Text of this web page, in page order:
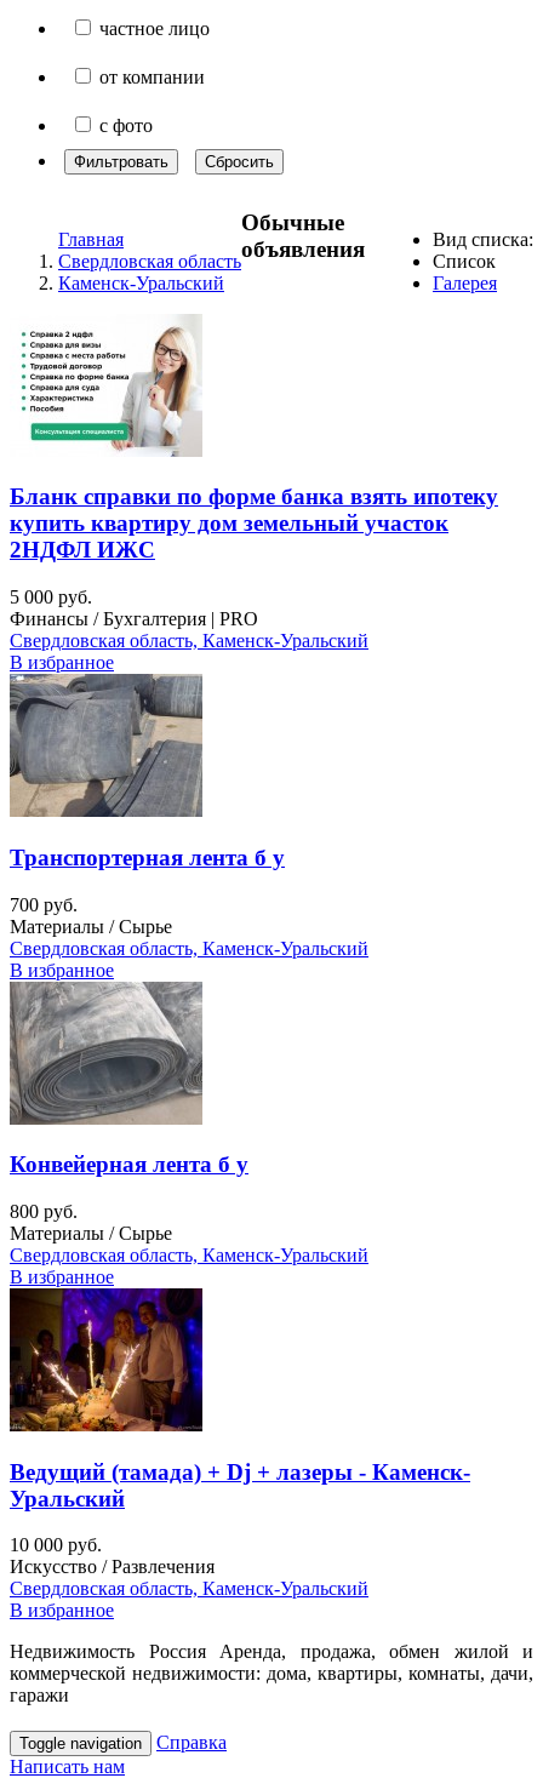
частное лицо
от компании
с фото
Фильтровать Сбросить
Главная
Свердловская область
Каменск-Уральский
Вид списка:
Список
Галерея
Обычные
объявления
Бланк справки по форме банка взять ипотеку
купить квартиру дом земельный участок
2НДФЛ ИЖС
5 000 руб.
Финансы / Бухгалтерия | PRO
Свердловская область, Каменск-Уральский
В избранное
Транспортерная лента б у
700 руб.
Материалы / Сырье
Свердловская область, Каменск-Уральский
В избранное
Конвейерная лента б у
800 руб.
Материалы / Сырье
Свердловская область, Каменск-Уральский
В избранное
Ведущий (тамада) + Dj + лазеры - Каменск-
Уральский
10 000 руб.
Искусство / Развлечения
Свердловская область, Каменск-Уральский
В избранное
Недвижимость Россия Аренда, продажа, обмен жилой и
коммерческой недвижимости: дома, квартиры, комнаты, дачи,
гаражи
Toggle navigation
Справка
Написать нам